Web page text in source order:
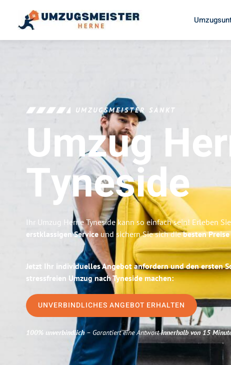
UMZUGSMEISTER SANKT
Umzug
Tyneside
Ihr Umzug Herne Tyneside kann so einfach sein! Erleben
erstklassigen Service und sichern Sie sich diebesten
Jetzt Ihr individuelles Angebot anfordern und den ersten
stressfreien Umzug nach Tyneside machen:
UNVERBINDLICHES ANGEBOT ERHALTEN
100% unverbindlich– Garantiert eine Antwortinnerhalb von 15